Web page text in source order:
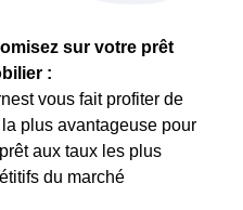
sur votre prêt
:
vous fait profiter de
la plus avantageuse pour
aux taux les plus
du marché